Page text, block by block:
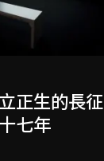
正生的長征
七年